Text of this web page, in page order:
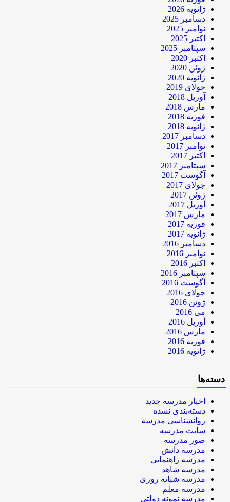
ژانویه 2026
دسامبر 2025
نوامبر 2025
اکتبر 2025
سپتامبر 2025
اکتبر 2020
ژوئن 2020
ژانویه 2020
جولای 2019
آوریل 2018
مارس 2018
فوریه 2018
ژانویه 2018
دسامبر 2017
نوامبر 2017
اکتبر 2017
سپتامبر 2017
آگوست 2017
جولای 2017
ژوئن 2017
آوریل 2017
مارس 2017
فوریه 2017
ژانویه 2017
دسامبر 2016
نوامبر 2016
اکتبر 2016
سپتامبر 2016
آگوست 2016
جولای 2016
ژوئن 2016
می 2016
آوریل 2016
مارس 2016
فوریه 2016
ژانویه 2016
دسته‌ها
اخبار مدرسه جدید
دسته‌بندی نشده
روانشناسی مدرسه
سایت مدرسه
صور مدرسه
مدرسه دانش
مدرسه راهنمایی
مدرسه شاهد
مدرسه شبانه روزی
مدرسه معلم
مدرسه نمونه دولتی